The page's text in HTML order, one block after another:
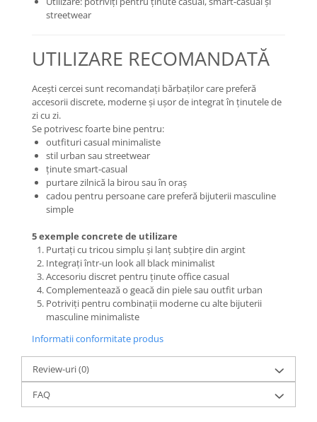
streetwear
UTILIZARE RECOMANDATĂ
Acești cercei sunt recomandați bărbaților care preferă
accesorii discrete, moderne și ușor de integrat în ținutele de
zi cu zi.
Se potrivesc foarte bine pentru:
outfituri casual minimaliste
stil urban sau streetwear
ținute smart-casual
purtare zilnică la birou sau în oraș
cadou pentru persoane care preferă bijuterii masculine
simple
5 exemple concrete de utilizare
Purtați cu tricou simplu și lanț subțire din argint
Integrați într-un look all black minimalist
Accesoriu discret pentru ținute office casual
Complementează o geacă din piele sau outfit urban
Potriviți pentru combinații moderne cu alte bijuterii
masculine minimaliste
Informatii conformitate produs
Review-uri(0)
FAQ